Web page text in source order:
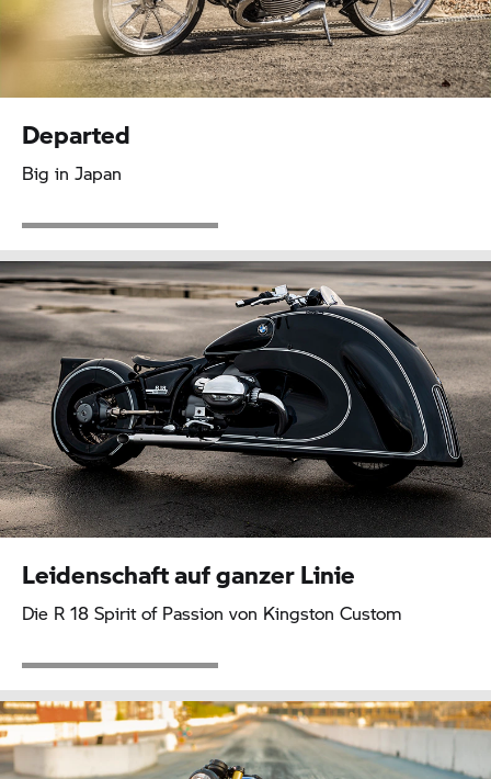
Departed
Big in Japan
Leidenschaft auf ganzer Linie
Die R 18 Spirit of Passion von Kingston Custom